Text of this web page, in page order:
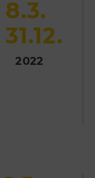
8.3.
31.12.
2022